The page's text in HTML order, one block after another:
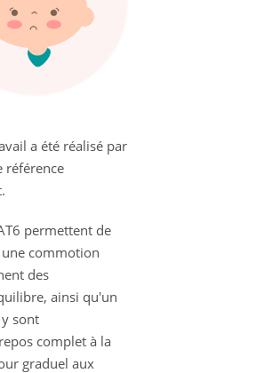
a été réalisé par
référence
permettent de
commotion
des
ainsi qu'un
sont
complet à la
graduel aux